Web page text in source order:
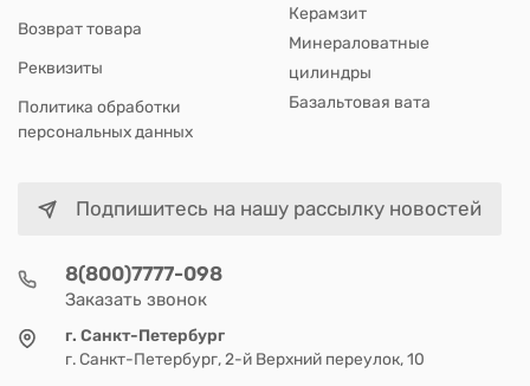
Возврат товара
Реквизиты
Политика обработки
персональных данных
Керамзит
Минераловатные
цилиндры
Базальтовая вата
Подпишитесь на нашу рассылку новостей
8(800)7777-098
Заказать звонок
г. Санкт-Петербург
г. Санкт-Петербург, 2-й Верхний переулок, 10